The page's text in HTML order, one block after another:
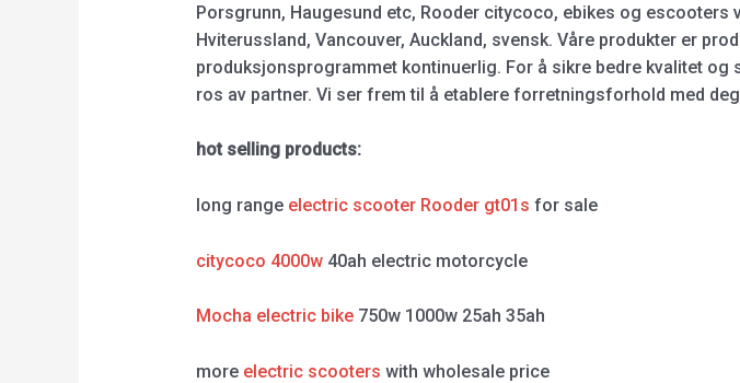
Porsgrunn, Haugesund etc, Rooder citycoco, ebikes og escooters
Hviterussland, Vancouver, Auckland, svensk. Våre produkter er
produksjonsprogrammet kontinuerlig. For å sikre bedre kvalitet
ros av partner. Vi ser frem til å etablere forretningsforhold med
hot selling products:
long range electric scooter Rooder gt01s for sale
citycoco 4000w40ah electric motorcycle
Mocha electric bike750w 1000w 25ah 35ah
more electric scooters with wholesale price